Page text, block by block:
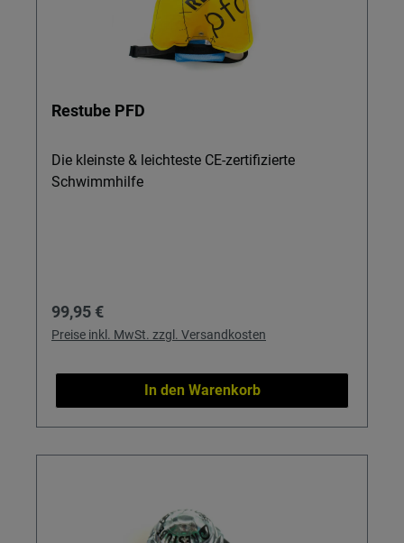
Restube PFD
Die kleinste & leichteste CE-zertifizierte
Schwimmhilfe
Regulärer Preis:
99,95 €
Preise inkl. MwSt. zzgl. Versandkosten
In den Warenkorb